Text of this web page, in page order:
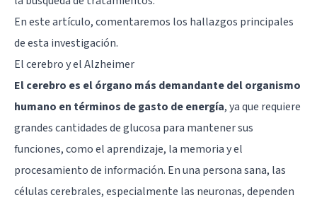
En este artículo, comentaremos los hallazgos principales
de esta investigación.
El cerebro y el Alzheimer
El cerebro es el órgano más demandante del organismo
humano en términos de gasto de energía, ya que requiere
grandes cantidades de glucosa para mantener sus
funciones, como el aprendizaje, la memoria y el
procesamiento de información. En una persona sana, las
células cerebrales, especialmente las neuronas, dependen